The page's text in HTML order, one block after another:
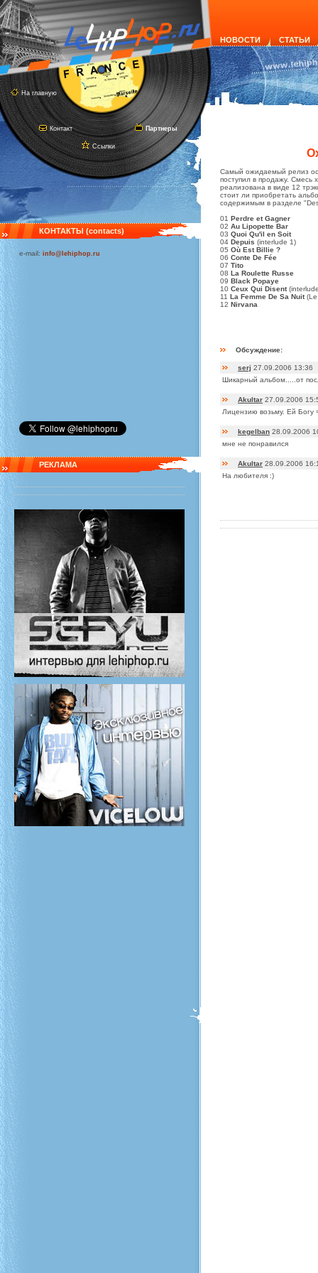
На главную
Контакт
Ссылки
Партнеры
НОВОСТИ СТАТЬИ
КОНТАКТЫ (contacts)
e-mail: info@lehiphop.ru
РЕКЛАМА
Самый ожидаемый релиз
поступил в продажу. Смесь
реализована в виде 12
стоит ли приобретать
содержимым в разделе
01 Perdre et Gagner
02 Au Lipopette Bar
03 Quoi Qu'il en Soit
04 Depuis (interlude 1)
05 Où Est Billie ?
06 Conte De Fée
07 Tito
08 La Roulette Russe
09 Black Popaye
10 Ceux Qui Disent
11 La Femme De Sa Nuit(Le
12 Nirvana
Обсуждение:
serj 27.09.2006 13:36
Шикарный альбом.....от
Akultar 27.09.2006
Лицензию возьму. Ей Богу
kegelban 28.09.2006
мне не понравился
Akultar 28.09.2006
На любителя :)